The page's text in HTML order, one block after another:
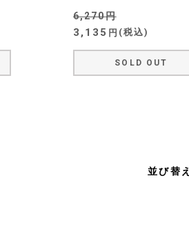
6,270
3,135 税込
SOLD OUT
並び替え